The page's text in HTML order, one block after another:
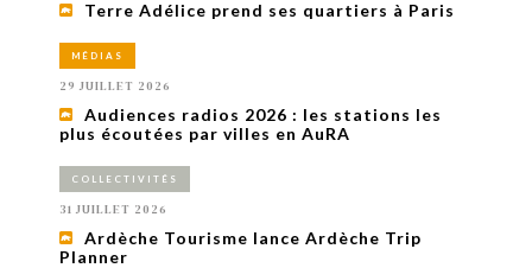
Terre Adélice prend ses quartiers à Paris
MÉDIAS
29 JUILLET 2026
Audiences radios 2026 : les stations les
plus écoutées par villes en AuRA
COLLECTIVITÉS
31 JUILLET 2026
Ardèche Tourisme lance Ardèche Trip
Planner